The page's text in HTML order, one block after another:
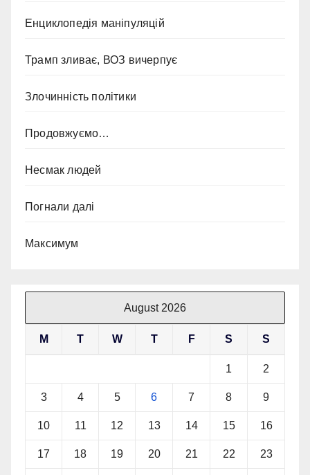
Енциклопедія маніпуляцій
Трамп зливає, ВОЗ вичерпує
Злочинність політики
Продовжуємо…
Несмак людей
Погнали далі
Максимум
August 2026
M T W T F S S
1 2
3 4 5 6 7 8 9
10 11 12 13 14 15 16
17 18 19 20 21 22 23